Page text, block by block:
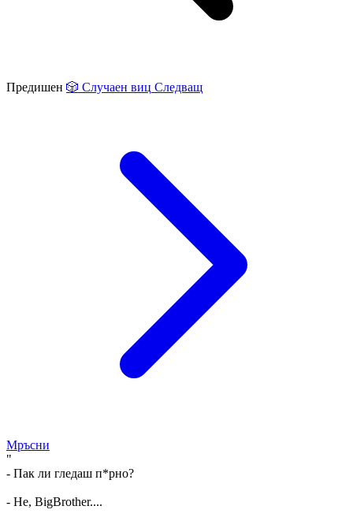
Предишен 🎲 Случаен виц Следващ
Мръсни
"
- Пак ли гледаш п*рно?
- Не, BigBrother....